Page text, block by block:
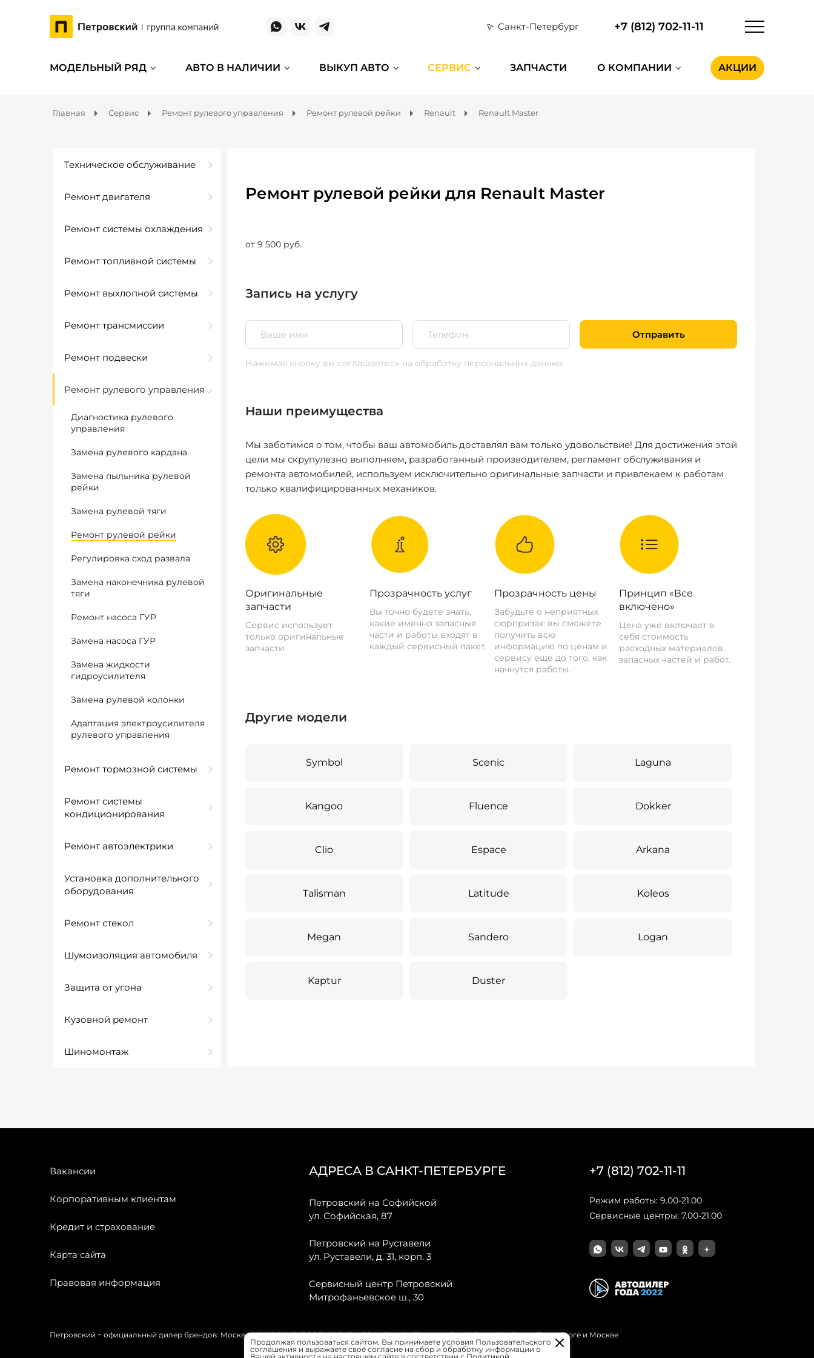
Санкт-Петербург +7 (812) 702-11-11
МОДЕЛЬНЫЙ РЯД АВТО В НАЛИЧИИ ВЫКУП АВТО СЕРВИС ЗАПЧАСТИ О КОМПАНИИ АКЦИИ
Главная Сервис Ремонт рулевого управления Ремонт рулевой рейки Renault Renault Master
Техническое обслуживание
Ремонт двигателя
Ремонт системы охлаждения
Ремонт топливной системы
Ремонт выхлопной системы
Ремонт трансмиссии
Ремонт подвески
Ремонт рулевого управления
Диагностика рулевого
управления
Замена рулевого кардана
Замена пыльника рулевой
рейки
Замена рулевой тяги
Ремонт рулевой рейки
Регулировка сход развала
Замена наконечника рулевой
тяги
Ремонт насоса ГУР
Замена насоса ГУР
Замена жидкости
гидроусилителя
Замена рулевой колонки
Адаптация электроусилителя
рулевого управления
Ремонт тормозной системы
Ремонт системы
кондиционирования
Ремонт автоэлектрики
Установка дополнительного
оборудования
Ремонт стекол
Шумоизоляция автомобиля
Защита от угона
Кузовной ремонт
Шиномонтаж
Ремонт рулевой рейки для Renault Master
от 9 500 руб.
Запись на услугу
Отправить
Нажимая кнопку вы соглашаетесь на обработку персональных данных
Наши преимущества
Мы заботимся о том, чтобы ваш автомобиль доставлял вам только удовольствие! Для достижения этой
цели мы скрупулезно выполняем, разработанный производителем, регламент обслуживания и
ремонта автомобилей, используем исключительно оригинальные запчасти и привлекаем к работам
только квалифицированных механиков.
Оригинальные
запчасти
Сервис использует
только оригинальные
запчасти
Прозрачность услуг
Вы точно будете знать,
какие именно запасные
части и работы входят в
каждый сервисный пакет.
Прозрачность цены
Забудьте о неприятных
сюрпризах: вы сможете
получить всю
информацию по ценам и
сервису еще до того, как
начнутся работы.
Принцип «Все
включено»
Цена уже включает в
себя стоимость
расходных материалов,
запасных частей и работ.
Другие модели
Symbol Scenic Laguna
Kangoo Fluence Dokker
Clio Espace Arkana
Talisman Latitude Koleos
Megan Sandero Logan
Kaptur Duster
Вакансии
Корпоративным клиентам
Кредит и страхование
Карта сайта
Правовая информация
АДРЕСА В САНКТ-ПЕТЕРБУРГЕ
Петровский на Софийской
ул. Софийская, 87
Петровский на Руставели
ул. Руставели, д. 31, корп. 3
Сервисный центр Петровский
Митрофаньевское ш., 30
+7 (812) 702-11-11
Режим работы: 9.00-21.00
Сервисные центры: 7.00-21.00
Петровский − официальный дилер брендов: Москвич, OMODA, JAECOO, GAC, Forthing, Citroёn, Peugeot, Opel и Renault в Санкт-Петербурге и Москве
Продолжая пользоваться сайтом, Вы принимаете условия Пользовательского
соглашения и выражаете своё согласие на сбор и обработку информации о